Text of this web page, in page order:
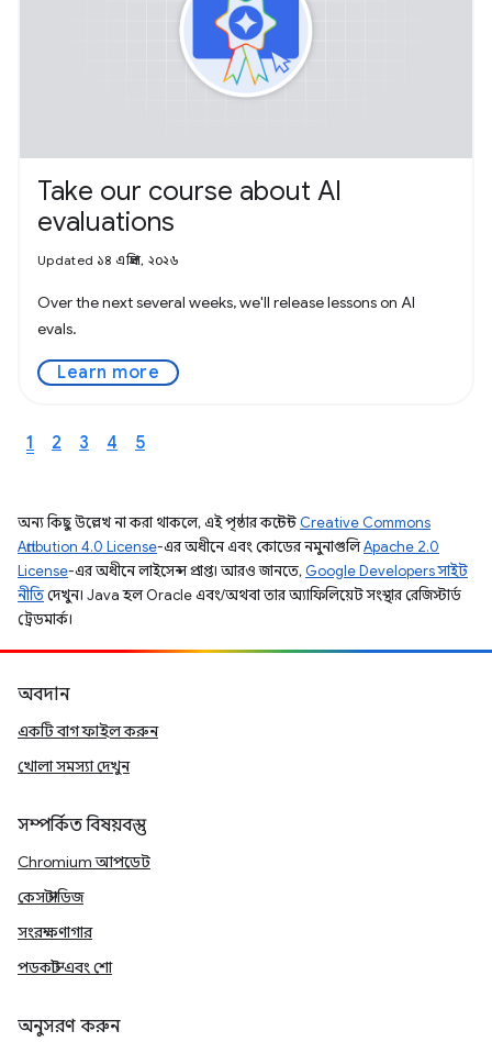
Take our course about AI
evaluations
Updated ১৪ এপ্রিল, ২০২৬
Over the next several weeks, we'll release lessons on AI
evals.
Learn more
1 2 3 4 5
অন্য কিছু উল্লেখ না করা থাকলে, এই পৃষ্ঠার কন্টেন্ট Creative Commons
Attribution 4.0 License-এর অধীনে এবং কোডের নমুনাগুলিApache 2.0
License-এর অধীনে লাইসেন্স প্রাপ্ত। আরও জানতে, Google Developers সাইট
নীতিদেখুন। Java হল Oracle এবং/অথবা তার অ্যাফিলিয়েট সংস্থার রেজিস্টার্ড
ট্রেডমার্ক।
অবদান
একটি বাগ ফাইল করুন
খোলা সমস্যা দেখুন
সম্পর্কিত বিষয়বস্তু
Chromium আপডেট
কেস স্টাডিজ
সংরক্ষণাগার
পডকাস্ট এবং শো
অনুসরণ করুন